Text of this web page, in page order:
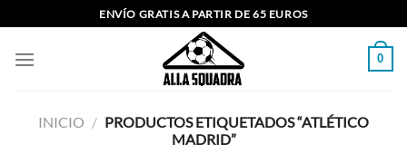
al
contenido
ENVÍO GRATIS A PARTIR DE 65 EUROS
0
INICIO / PRODUCTOS ETIQUETADOS “ATLÉTICO
MADRID”